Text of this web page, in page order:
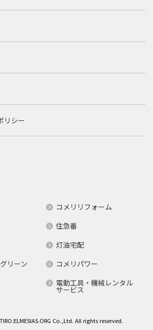
リシー
コメリリフォーム
住急番
灯油宅配
リーン
コメリパワー
電動工具・機械レンタル
サービス
Co.,Ltd. All rights reserved.